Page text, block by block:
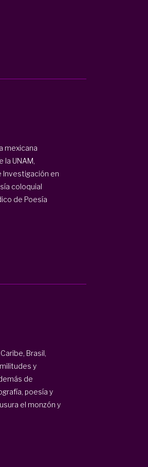
mexicana
UNAM,
Investigación en
coloquial
de Poesía
Brasil,
y
de
poesía y
el monzón y